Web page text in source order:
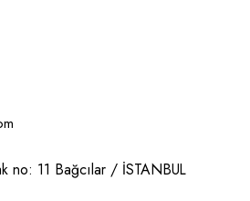
no: 11 Bağcılar / İSTANBUL